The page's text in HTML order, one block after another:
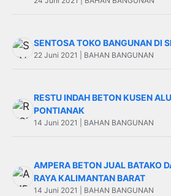
SENTOSA TOKO BANGUNAN DI
22 Juni 2021 | BAHAN BANGUNAN
RESTU INDAH BETON KUSEN
PONTIANAK
14 Juni 2021 | BAHAN BANGUNAN
AMPERA BETON JUAL BATAKO
RAYA KALIMANTAN BARAT
14 Juni 2021 | BAHAN BANGUNAN